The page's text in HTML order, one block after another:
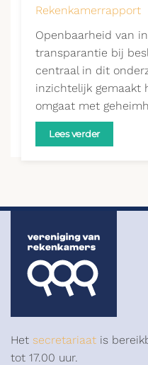
Rekenkamerrapport
Openbaarheid van
transparantie bij
centraal in dit
inzichtelijk gemaakt
omgaat met
Lees verder
Het secretariaat is
tot 17.00 uur.